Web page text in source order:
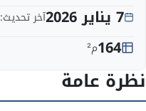
7 يناير 2026 آخر تحديث:
164م²
نظرة عامة